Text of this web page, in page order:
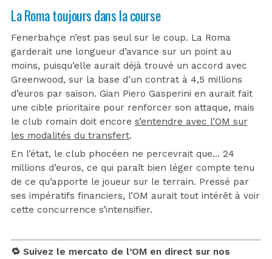
La Roma toujours dans la course
Fenerbahçe n’est pas seul sur le coup. La Roma
garderait une longueur d’avance sur un point au
moins, puisqu’elle aurait déjà trouvé un accord avec
Greenwood, sur la base d’un contrat à 4,5 millions
d’euros par saison. Gian Piero Gasperini en aurait fait
une cible prioritaire pour renforcer son attaque, mais
le club romain doit encore s’entendre avec l’OM sur
les modalités du transfert.
En l’état, le club phocéen ne percevrait que… 24
millions d’euros, ce qui paraît bien léger compte tenu
de ce qu’apporte le joueur sur le terrain. Pressé par
ses impératifs financiers, l’OM aurait tout intérêt à voir
cette concurrence s’intensifier.
🔁 Suivez le mercato de l’OM en direct sur nos